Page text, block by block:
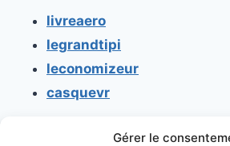
Gérer le
livreaero
legrandtipi
leconomizeur
casquevr